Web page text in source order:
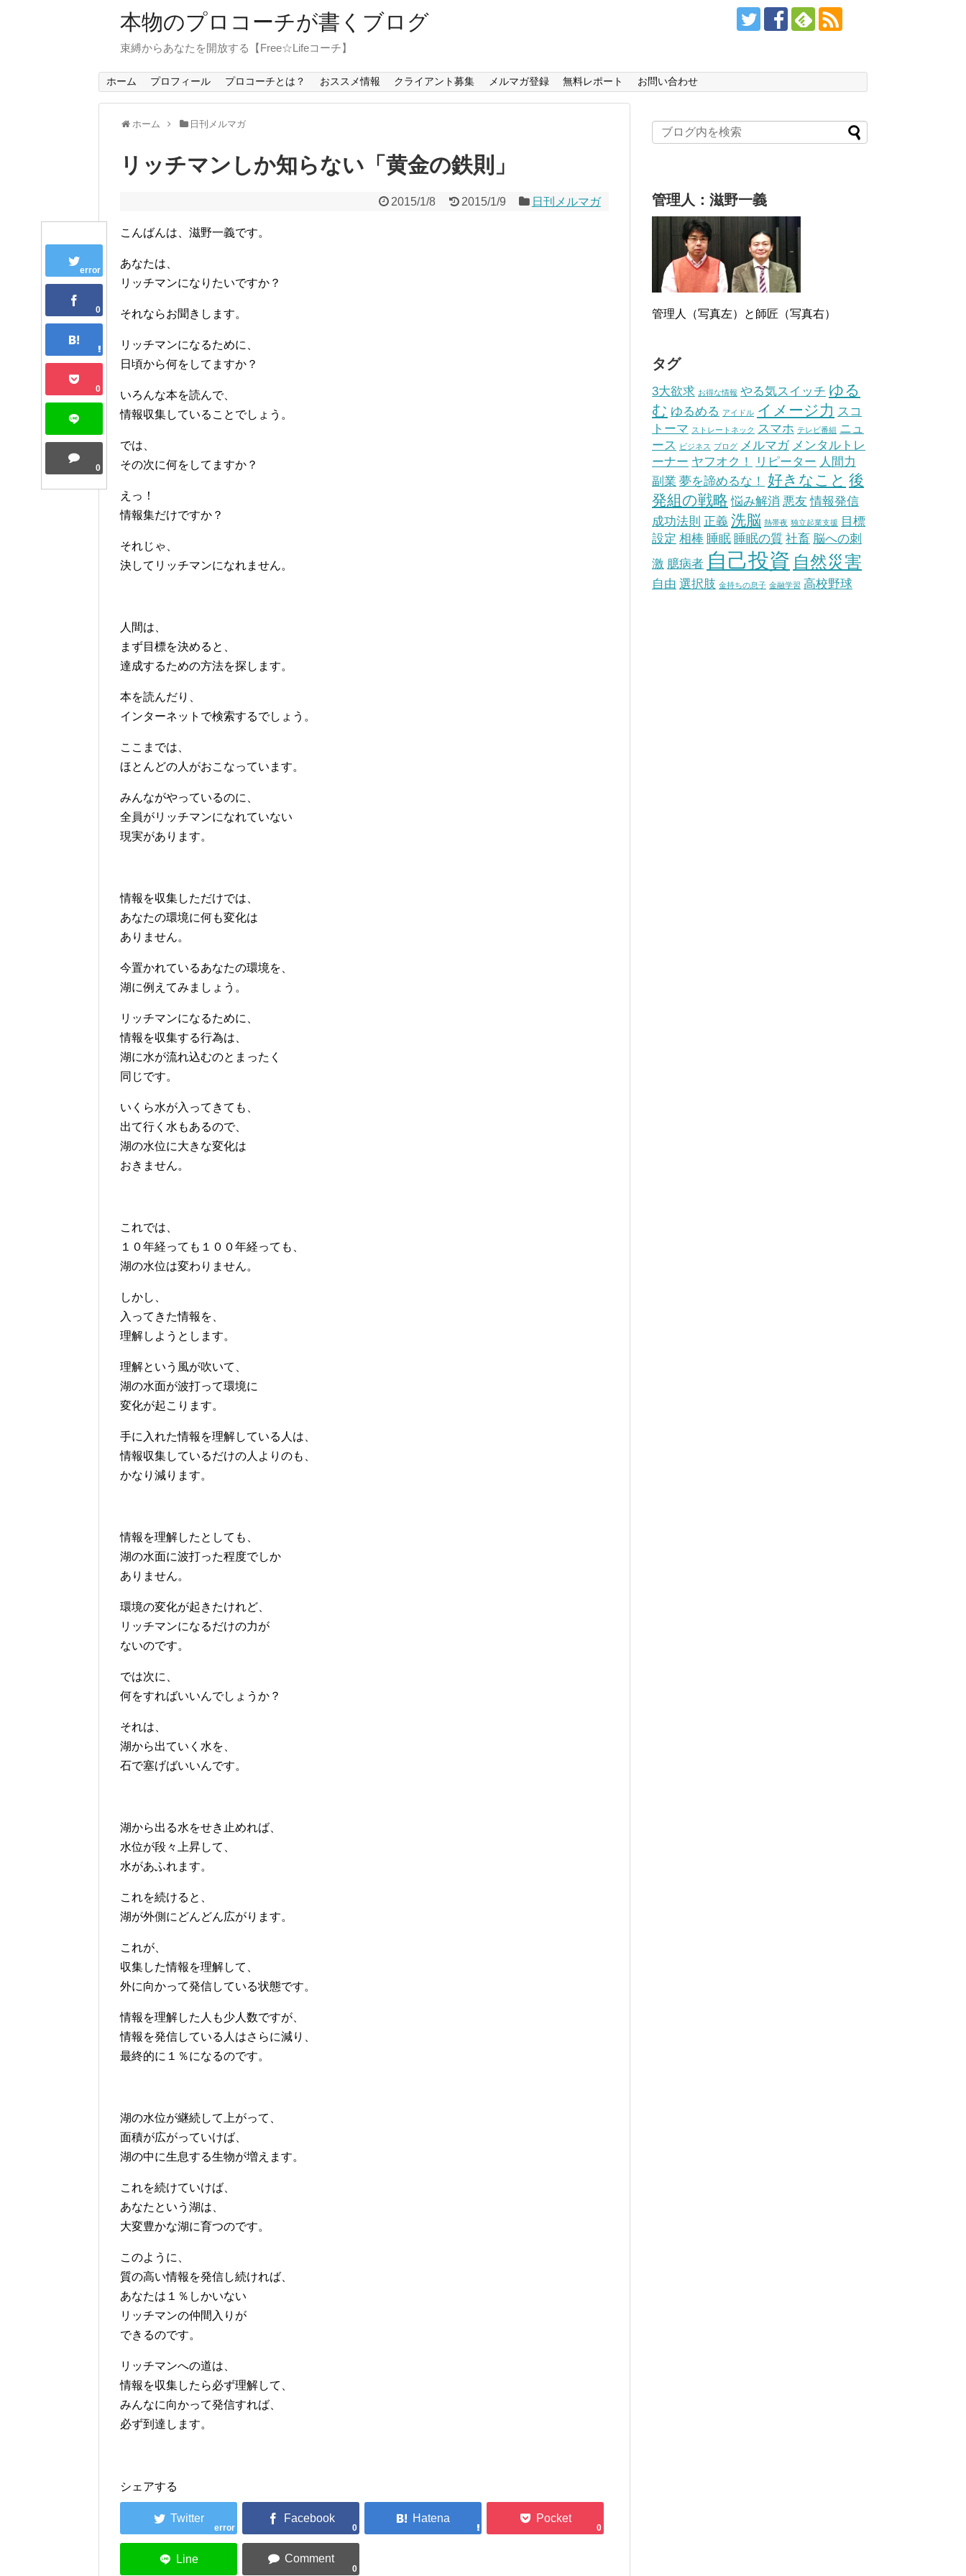
本物のプロコーチが書くブログ
束縛からあなたを開放する【Free☆Lifeコーチ】
ホーム プロフィール プロコーチとは？ おススメ情報 クライアント募集 メルマガ登録 無料レポート お問い合わせ
ホーム 日刊メルマガ
error
0
0
0
リッチマンしか知らない「黄金の鉄則」
2015/1/8 2015/1/9 日刊メルマガ
こんばんは、滋野一義です。
あなたは、
リッチマンになりたいですか？
それならお聞きします。
リッチマンになるために、
日頃から何をしてますか？
いろんな本を読んで、
情報収集していることでしょう。
では、
その次に何をしてますか？
えっ！
情報集だけですか？
それじゃ、
決してリッチマンになれません。
人間は、
まず目標を決めると、
達成するための方法を探します。
本を読んだり、
インターネットで検索するでしょう。
ここまでは、
ほとんどの人がおこなっています。
みんながやっているのに、
全員がリッチマンになれていない
現実があります。
情報を収集しただけでは、
あなたの環境に何も変化は
ありません。
今置かれているあなたの環境を、
湖に例えてみましょう。
リッチマンになるために、
情報を収集する行為は、
湖に水が流れ込むのとまったく
同じです。
いくら水が入ってきても、
出て行く水もあるので、
湖の水位に大きな変化は
おきません。
これでは、
１０年経っても１００年経っても、
湖の水位は変わりません。
しかし、
入ってきた情報を、
理解しようとします。
理解という風が吹いて、
湖の水面が波打って環境に
変化が起こります。
手に入れた情報を理解している人は、
情報収集しているだけの人よりのも、
かなり減ります。
情報を理解したとしても、
湖の水面に波打った程度でしか
ありません。
環境の変化が起きたけれど、
リッチマンになるだけの力が
ないのです。
では次に、
何をすればいいんでしょうか？
それは、
湖から出ていく水を、
石で塞げばいいんです。
湖から出る水をせき止めれば、
水位が段々上昇して、
水があふれます。
これを続けると、
湖が外側にどんどん広がります。
これが、
収集した情報を理解して、
外に向かって発信している状態です。
情報を理解した人も少人数ですが、
情報を発信している人はさらに減り、
最終的に１％になるのです。
湖の水位が継続して上がって、
面積が広がっていけば、
湖の中に生息する生物が増えます。
これを続けていけば、
あなたという湖は、
大変豊かな湖に育つのです。
このように、
質の高い情報を発信し続ければ、
あなたは１％しかいない
リッチマンの仲間入りが
できるのです。
リッチマンへの道は、
情報を収集したら必ず理解して、
みんなに向かって発信すれば、
必ず到達します。
シェアする
error 0 0
0
管理人：滋野一義
管理人（写真左）と師匠（写真右）
タグ
3大欲求 お得な情報 やる気スイッチ ゆる
む ゆるめる アイドル イメージ力 スコ
トーマ ストレートネック スマホ テレビ番組 ニュ
ース
ビジネス ブログ メルマガ メンタルトレ
ーナー ヤフオク！ リピーター 人間力
副業 夢を諦めるな！ 好きなこと 後
発組の戦略 悩み解消 悪友 情報発信
成功法則 正義 洗脳 熱帯夜 独立起業支援
目標
設定 相棒 睡眠 睡眠の質 社畜 脳への刺
激 臆病者 自己投資 自然災害
自由 選択肢 金持ちの息子 金融学習 高校野球